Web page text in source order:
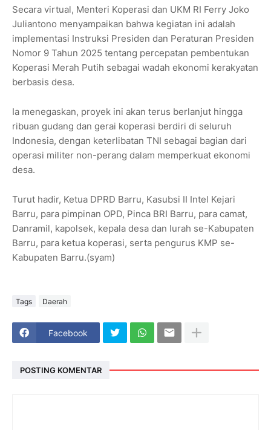
Secara virtual, Menteri Koperasi dan UKM RI Ferry Joko
Juliantono menyampaikan bahwa kegiatan ini adalah
implementasi Instruksi Presiden dan Peraturan Presiden
Nomor 9 Tahun 2025 tentang percepatan pembentukan
Koperasi Merah Putih sebagai wadah ekonomi kerakyatan
berbasis desa.
Ia menegaskan, proyek ini akan terus berlanjut hingga
ribuan gudang dan gerai koperasi berdiri di seluruh
Indonesia, dengan keterlibatan TNI sebagai bagian dari
operasi militer non-perang dalam memperkuat ekonomi
desa.
Turut hadir, Ketua DPRD Barru, Kasubsi II Intel Kejari
Barru, para pimpinan OPD, Pinca BRI Barru, para camat,
Danramil, kapolsek, kepala desa dan lurah se-Kabupaten
Barru, para ketua koperasi, serta pengurus KMP se-
Kabupaten Barru.(syam)
Tags Daerah
Facebook
POSTING KOMENTAR